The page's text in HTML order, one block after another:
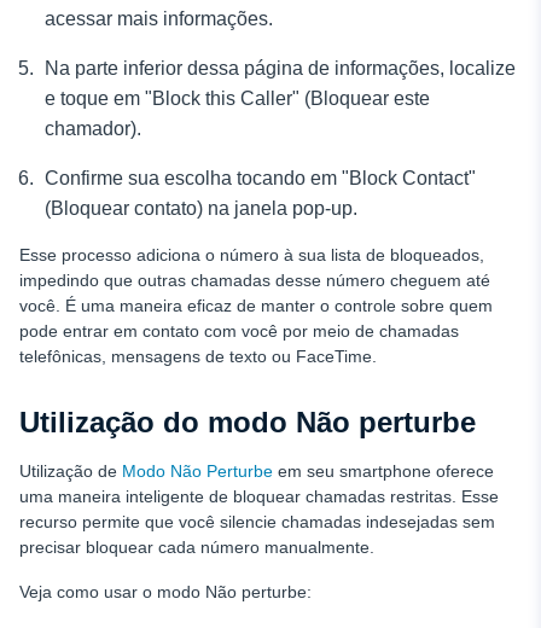
acessar mais informações.
Na parte inferior dessa página de informações, localize
e toque em "Block this Caller" (Bloquear este
chamador).
Confirme sua escolha tocando em "Block Contact"
(Bloquear contato) na janela pop-up.
Esse processo adiciona o número à sua lista de bloqueados,
impedindo que outras chamadas desse número cheguem até
você. É uma maneira eficaz de manter o controle sobre quem
pode entrar em contato com você por meio de chamadas
telefônicas, mensagens de texto ou FaceTime.
Utilização do modo Não perturbe
Utilização de Modo Não Perturbe em seu smartphone oferece
uma maneira inteligente de bloquear chamadas restritas. Esse
recurso permite que você silencie chamadas indesejadas sem
precisar bloquear cada número manualmente.
Veja como usar o modo Não perturbe: